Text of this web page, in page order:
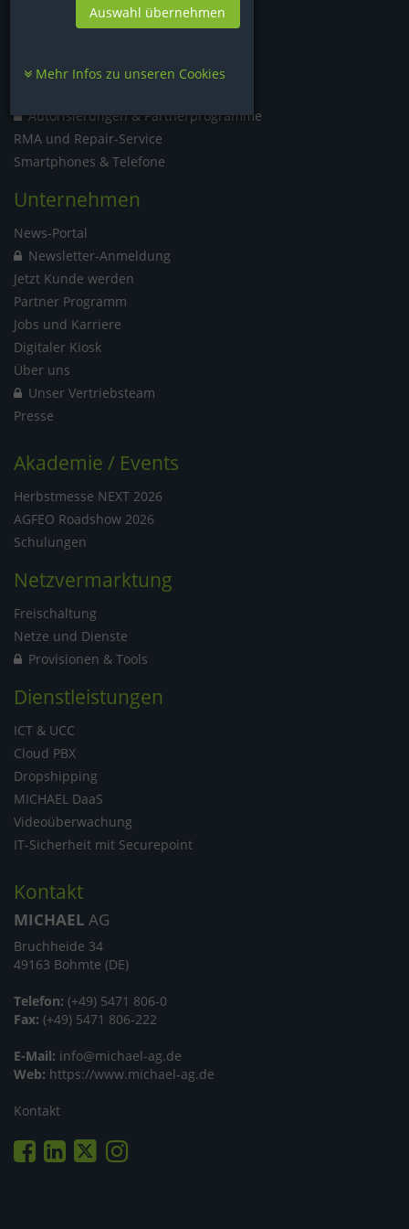
Auswahl übernehmen
Mehr Infos zu unseren Cookies
Produkt-News
Autorisierungen & Partnerprogramme
RMA und Repair-Service
Smartphones & Telefone
Unternehmen
News-Portal
Newsletter-Anmeldung
Jetzt Kunde werden
Partner Programm
Jobs und Karriere
Digitaler Kiosk
Über uns
Unser Vertriebsteam
Presse
Akademie / Events
Herbstmesse NEXT 2026
AGFEO Roadshow 2026
Schulungen
Netzvermarktung
Freischaltung
Netze und Dienste
Provisionen & Tools
Dienstleistungen
ICT & UCC
Cloud PBX
Dropshipping
MICHAEL DaaS
Videoüberwachung
IT-Sicherheit mit Securepoint
Kontakt
MICHAEL AG
Bruchheide 34
49163 Bohmte (DE)
Telefon: (+49) 5471 806-0
Fax: (+49) 5471 806-222
E-Mail: info@michael-ag.de
Web: https://www.michael-ag.de
Kontakt